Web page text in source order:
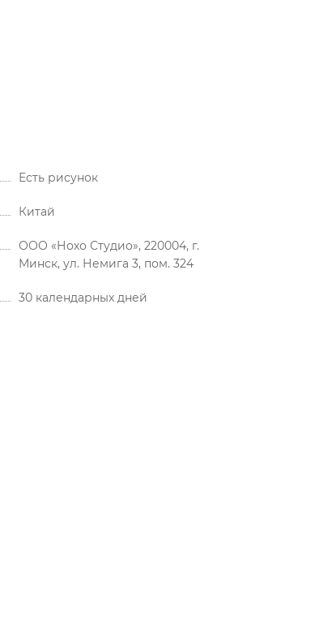
Есть рисунок
Китай
ООО «Нохо Студио», 220004, г.
Минск, ул. Немига 3, пом. 324
30 календарных дней